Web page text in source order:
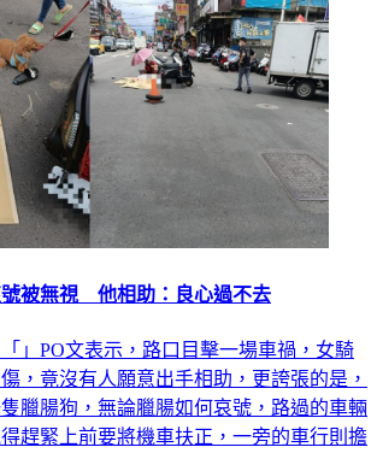
被無視 他相助：良心過不去
」PO文表示，路口目擊一場車禍，女騎
，竟沒有人願意出手相助，更誇張的是，
臘腸狗，無論臘腸如何哀號，路過的車輛
趕緊上前要將機車扶正，一旁的車行則擔